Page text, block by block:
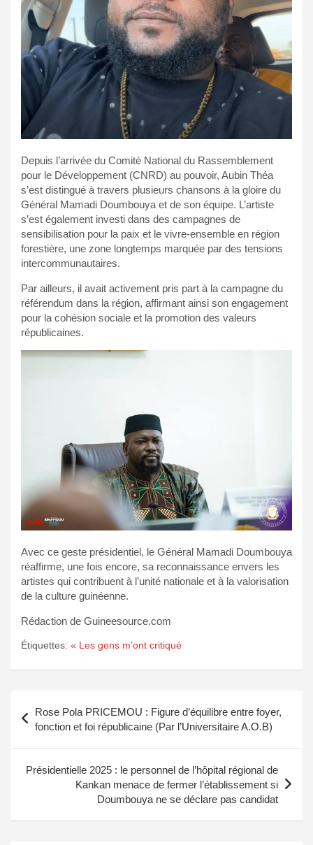
Depuis l’arrivée du Comité National du Rassemblement
pour le Développement (CNRD) au pouvoir, Aubin Théa
s’est distingué à travers plusieurs chansons à la gloire du
Général Mamadi Doumbouya et de son équipe. L’artiste
s’est également investi dans des campagnes de
sensibilisation pour la paix et le vivre-ensemble en région
forestière, une zone longtemps marquée par des tensions
intercommunautaires.
Par ailleurs, il avait activement pris part à la campagne du
référendum dans la région, affirmant ainsi son engagement
pour la cohésion sociale et la promotion des valeurs
républicaines.
Avec ce geste présidentiel, le Général Mamadi Doumbouya
réaffirme, une fois encore, sa reconnaissance envers les
artistes qui contribuent à l’unité nationale et à la valorisation
de la culture guinéenne.
Rédaction de Guineesource.com
Étiquettes: « Les gens m’ont critiqué
de
l’article
Rose Pola PRICEMOU : Figure d’équilibre entre foyer,
fonction et foi républicaine (Par l’Universitaire A.O.B)
Présidentielle 2025 : le personnel de l’hôpital régional de
Kankan menace de fermer l’établissement si
Doumbouya ne se déclare pas candidat